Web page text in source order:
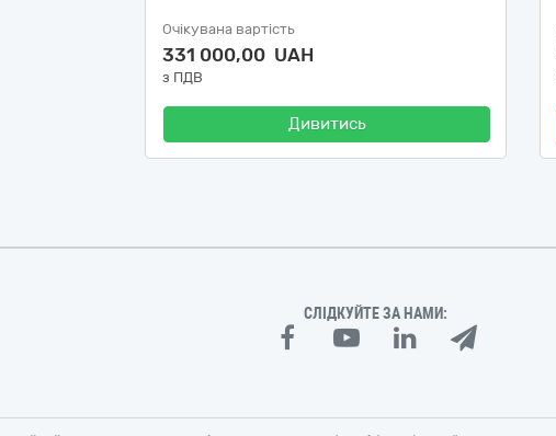
Очікувана вартість
331 000,00 UAH
з ПДВ
Дивитись
СЛІДКУЙТЕ ЗА НАМИ: